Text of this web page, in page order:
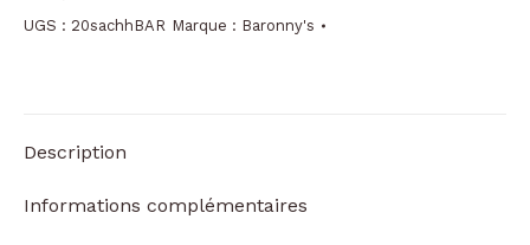
Baronny's
UGS : 20sachhBAR Marque : Baronny's
Description
Informations complémentaires